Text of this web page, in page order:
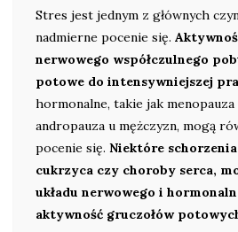
Stres jest jednym z głównych
nadmierne pocenie się.
nerwowego współczulnego
potowe do intensywniejszej
hormonalne, takie jak
andropauza u mężczyzn, mogą
pocenie się. Niektóre
cukrzyca czy choroby serca,
układu nerwowego i
aktywność gruczołów